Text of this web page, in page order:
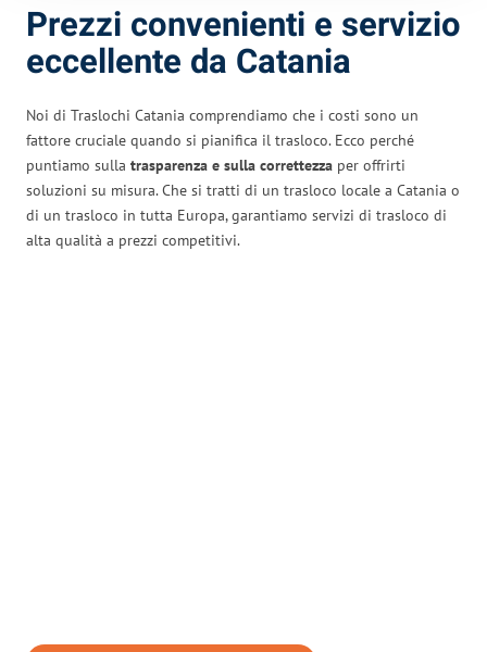
Prezzi convenienti e servizio
eccellente da Catania
Noi di Traslochi Catania comprendiamo che i costi sono un
fattore cruciale quando si pianifica il trasloco. Ecco perché
puntiamo sulla trasparenza e sulla correttezza per offrirti
soluzioni su misura. Che si tratti di un trasloco locale a Catania o
di un trasloco in tutta Europa, garantiamo servizi di trasloco di
alta qualità a prezzi competitivi.